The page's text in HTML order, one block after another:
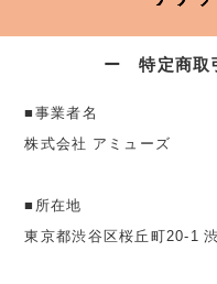
ー 特定商取
■事業者名
株式会社 アミューズ
■所在地
東京都渋谷区桜丘町20-1